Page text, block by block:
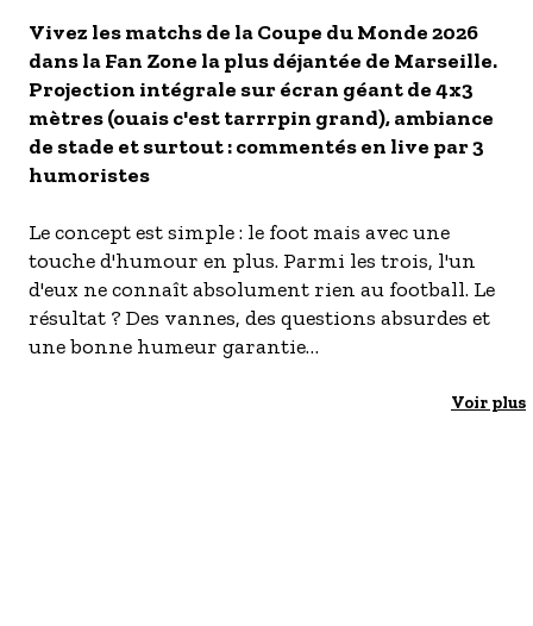
Vivez les matchs de la Coupe du Monde 2026
dans la Fan Zone la plus déjantée de Marseille.
Projection intégrale sur écran géant de 4x3
mètres (ouais c'est tarrrpin grand), ambiance
de stade et surtout : commentés en live par 3
humoristes
Le concept est simple : le foot mais avec une
touche d'humour en plus. Parmi les trois, l'un
d'eux ne connaît absolument rien au football. Le
résultat ? Des vannes, des questions absurdes et
une bonne humeur garantie
Voir plus